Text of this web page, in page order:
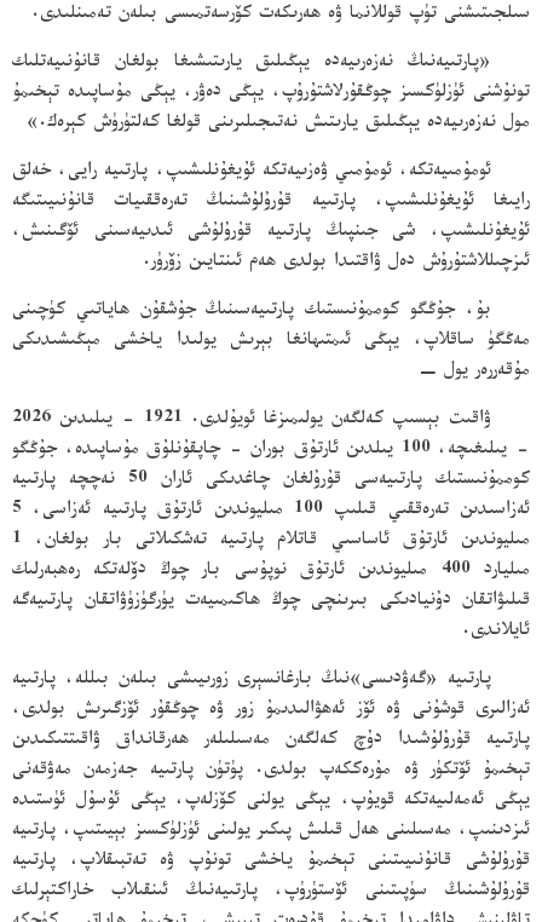
سىلجىتىشنى تۈپ قوللانما ۋە ھەرىكەت كۆرسەتمىسى بىلەن تەمىنلىدى.
«پارتىيەنىڭ نەزەرىيەدە يېڭىلىق يارىتىشىغا بولغان قانۇنىيەتلىك
تونۇشنى ئۈزلۈكسىز چوڭقۇرلاشتۇرۇپ، يېڭى دەۋر، يېڭى مۇساپىدە تېخىمۇ
مول نەزەرىيەدە يېڭىلىق يارىتىش نەتىجىلىرىنى قولغا كەلتۈرۈش كېرەك.»
ئومۇمىيەتكە، ئومۇمىي ۋەزىيەتكە ئۇيغۇنلىشىپ، پارتىيە رايى، خەلق
رايىغا ئۇيغۇنلىشىپ، پارتىيە قۇرۇلۇشىنىڭ تەرەققىيات قانۇنىيىتىگە
ئۇيغۇنلىشىپ، شى جىنپىڭ پارتىيە قۇرۇلۇشى ئىدىيەسىنى ئۆگىنىش،
ئىزچىللاشتۇرۇش دەل ۋاقتىدا بولدى ھەم ئىنتايىن زۆرۈر.
بۇ، جۇڭگو كوممۇنىستىك پارتىيەسىنىڭ جۇشقۇن ھاياتىي كۈچىنى
مەڭگۈ ساقلاپ، يېڭى ئىمتىھانغا بېرىش يولىدا ياخشى مېڭىشىدىكى
مۇقەررەر يول −
ۋاقىت بېسىپ كەلگەن يولىمىزغا ئويۇلدى. 1921 - يىلىدىن 2026
- يىلىغىچە، 100 يىلدىن ئارتۇق بوران - چاپقۇنلۇق مۇساپىدە، جۇڭگو
كوممۇنىستىك پارتىيەسى قۇرۇلغان چاغدىكى ئاران 50 نەچچە پارتىيە
ئەزاسىدىن تەرەققىي قىلىپ 100 مىليوندىن ئارتۇق پارتىيە ئەزاسى، 5
مىليوندىن ئارتۇق ئاساسىي قاتلام پارتىيە تەشكىلاتى بار بولغان، 1
مىليارد 400 مىليوندىن ئارتۇق نوپۇسى بار چوڭ دۆلەتكە رەھبەرلىك
قىلىۋاتقان دۇنيادىكى بىرىنچى چوڭ ھاكىمىيەت يۈرگۈزۈۋاتقان پارتىيەگە
ئايلاندى.
پارتىيە «گەۋدىسى»نىڭ بارغانسېرى زورىيىشى بىلەن بىللە، پارتىيە
ئەزالىرى قوشۇنى ۋە ئۆز ئەھۋالىدىمۇ زور ۋە چوڭقۇر ئۆزگىرىش بولدى،
پارتىيە قۇرۇلۇشىدا دۇچ كەلگەن مەسىلىلەر ھەرقانداق ۋاقىتتىكىدىن
تېخىمۇ ئۆتكۈر ۋە مۇرەككەپ بولدى. پۈتۈن پارتىيە جەزمەن مەۋقەنى
يېڭى ئەمەلىيەتكە قويۇپ، يېڭى يولنى كۆزلەپ، يېڭى ئۇسۇل ئۈستىدە
ئىزدىنىپ، مەسىلىنى ھەل قىلىش پىكىر يولىنى ئۈزلۈكسىز بېيىتىپ، پارتىيە
قۇرۇلۇشى قانۇنىيىتىنى تېخىمۇ ياخشى تونۇپ ۋە تەتبىقلاپ، پارتىيە
قۇرۇلۇشىنىڭ سۈپىتىنى ئۆستۈرۈپ، پارتىيەنىڭ ئىنقىلاب خاراكتېرلىك